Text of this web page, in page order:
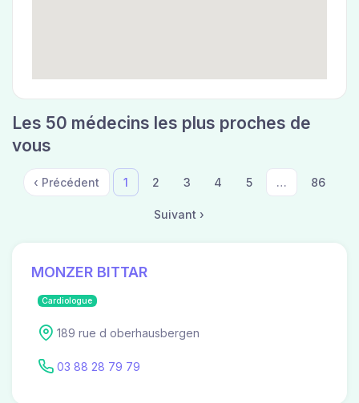
Les 50 médecins les plus proches de
vous
‹ Précédent 1 2 3 4 5 … 86
Suivant ›
MONZER BITTAR
Cardiologue
189 rue d oberhausbergen
03 88 28 79 79